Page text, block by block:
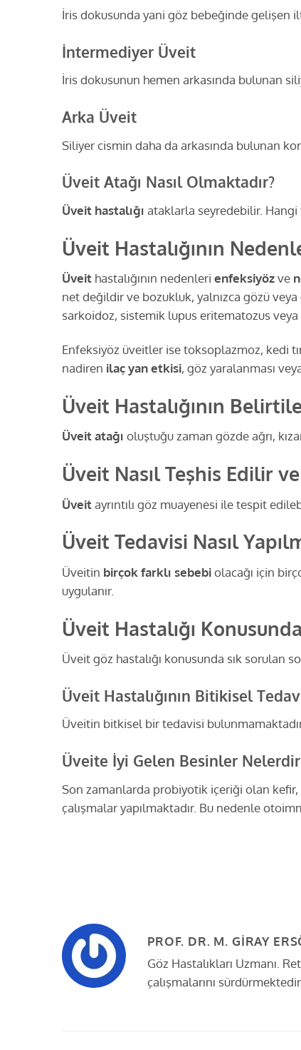
İris dokusunda yani göz bebeğinde gelişen
İntermediyer Üveit
İris dokusunun hemen arkasında bulunan
Arka Üveit
Siliyer cismin daha da arkasında bulunan
Üveit Atağı Nasıl Olmaktadır?
Üveit hastalığı ataklarla seyredebilir.
Üveit Hastalığının
Üveit hastalığının nedenleri enfeksiyözve
net değildir ve bozukluk, yalnızca gözü
sarkoidoz, sistemik lupus eritematozus
Enfeksiyöz üveitler ise toksoplazmoz, kedi
nadiren ilaç yan etkisi, göz yaralanması
Üveit Hastalığının
Üveit atağı oluştuğu zaman gözde ağrı,
Üveit Nasıl Teşhis Edilir
Üveitayrıntılı göz muayenesi ile tespit
Üveit Tedavisi Nasıl
Üveitin birçok farklı sebebiolacağı için
uygulanır.
Üveit Hastalığı
Üveit göz hastalığı konusunda sık sorulan
Üveit Hastalığının Bitikisel
Üveitin bitkisel bir tedavisi
Üveite İyi Gelen Besinler
Son zamanlarda probiyotik içeriği olan kefir,
çalışmalar yapılmaktadır. Bu nedenle
PROF. DR. M. GIRAY
Göz Hastalıkları Uzmanı.
çalışmalarını sürdürmektedir.